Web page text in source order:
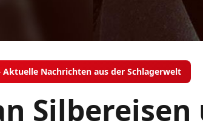
Aktuelle Nachrichten aus der Schlagerwelt